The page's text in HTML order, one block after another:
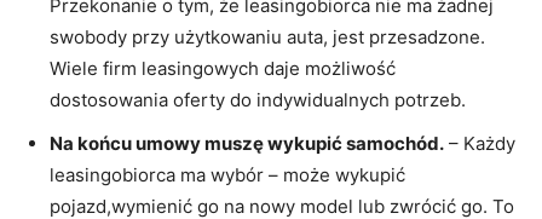
Przekonanie o tym, że leasingobiorca nie​ ma ⁢żadnej
⁣swobody przy użytkowaniu auta, jest przesadzone.
Wiele⁤ firm​ leasingowych daje możliwość
dostosowania oferty do indywidualnych⁢ potrzeb.
Na⁤ końcu⁢ umowy muszę wykupić samochód. – Każdy
⁢leasingobiorca ‌ma wybór – może ⁣wykupić
pojazd,wymienić go na ⁤nowy model lub zwrócić go. To